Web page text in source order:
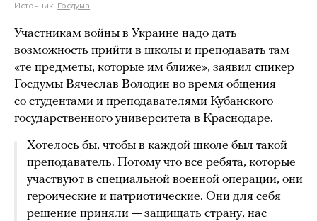
Источник: Госдума
Участникам войны в Украине надо дать
возможность прийти в школы и преподавать там
«те предметы, которые им ближе», заявил спикер
Госдумы Вячеслав Володин во время общения
со студентами и преподавателями Кубанского
государственного университета в Краснодаре.
Хотелось бы, чтобы в каждой школе был такой
преподаватель. Потому что все ребята, которые
участвуют в специальной военной операции, они
героические и патриотические. Они для себя
решение приняли — защищать страну, нас